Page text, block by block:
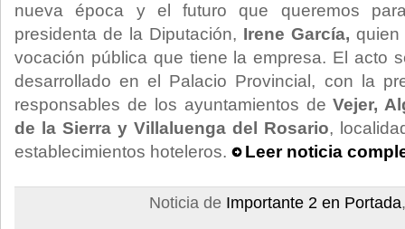
nueva época y el futuro que queremos
presidenta de la Diputación, Irene García, quien
vocación pública que tiene la empresa. El acto
desarrollado en el Palacio Provincial, con la
responsables de los ayuntamientos deVejer,
de la Sierra y Villaluenga del Rosario,
establecimientos hoteleros.
Leer noticia
Noticia de Importante 2 en Portada